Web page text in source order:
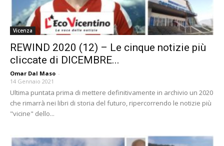
Vicenza
REWIND 2020 (12) – Le cinque notizie più
cliccate di DICEMBRE...
Omar Dal Maso -
14 Gennaio 2021
Ultima puntata prima di mettere definitivamente in archivio un 2020
che rimarrà nei libri di storia del futuro, ripercorrendo le notizie più
"vicine" dello...